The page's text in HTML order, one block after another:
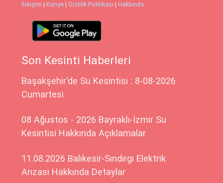
İletişim | Künye | Gizlilik Politikası | Hakkında
Son Kesinti Haberleri
Başakşehir'de Su Kesintisi : 8-08-2026
Cumartesi
08 Ağustos - 2026 Bayraklı-İzmir Su
Kesintisi Hakkında Açıklamalar
11.08.2026 Balıkesir-Sındırgı Elektrik
Arızası Hakkında Detaylar